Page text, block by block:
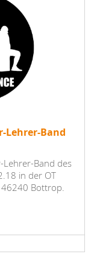
Lehrer-Band
Lehrer-Band des
in der OT
Bottrop.